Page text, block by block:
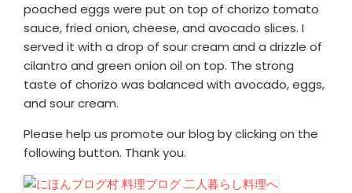
poached eggs were put on top of chorizo tomato
sauce, fried onion, cheese, and avocado slices. I
served it with a drop of sour cream and a drizzle of
cilantro and green onion oil on top. The strong
taste of chorizo was balanced with avocado, eggs,
and sour cream.
Please help us promote our blog by clicking on the
following button. Thank you.